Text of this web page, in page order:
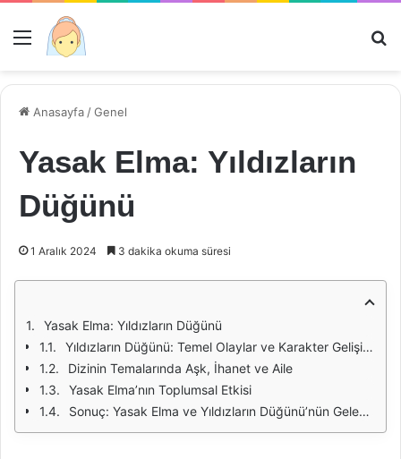
Menü
Anasayfa /Genel
Yasak Elma: Yıldızların
Düğünü
1 Aralık 2024 3 dakika okuma süresi
Yasak Elma: Yıldızların Düğünü
Yıldızların Düğünü: Temel Olaylar ve Karakter Gelişimi
Dizinin Temalarında Aşk, İhanet ve Aile
Yasak Elma’nın Toplumsal Etkisi
Sonuç: Yasak Elma ve Yıldızların Düğünü’nün Geleceği